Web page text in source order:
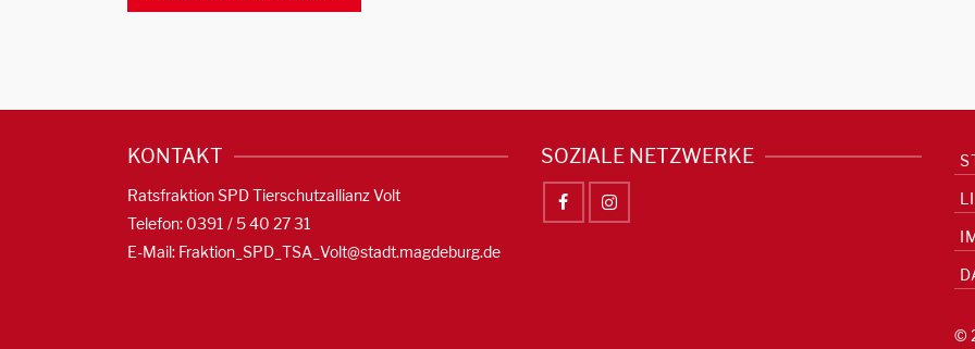
KONTAKT
Ratsfraktion SPD Tierschutzallianz Volt
Telefon: 0391 / 5 40 27 31
E-Mail: Fraktion_SPD_TSA_Volt@stadt.magdeburg.de
SOZIALE NETZWERKE
©